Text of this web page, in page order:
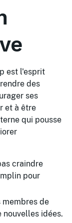
est l'esprit
des
ses
et à être
qui pousse
craindre
pour
membres de
idées.